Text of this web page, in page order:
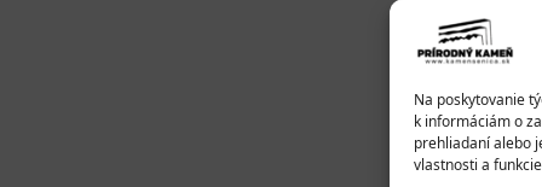
Na poskytovanie
k informáciám o
prehliadaní alebo
vlastnosti a